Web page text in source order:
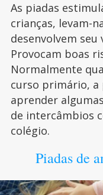
As piadas
crianças, levam-
desenvolvem
Provocam boas
Normalmente
curso primário, a
aprender
de intercâmbios
colégio.
Piadas de